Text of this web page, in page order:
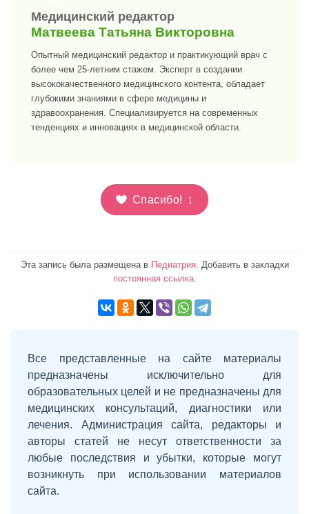
>
Медицинский редактор
Матвеева Татьяна Викторовна
Опытный медицинский редактор и практикующий врач с
более чем 25-летним стажем. Эксперт в создании
высококачественного медицинского контента, обладает
глубокими знаниями в сфере медицины и
здравоохранения. Специализируется на современных
тенденциях и инновациях в медицинской области.
Спасибо! 1
Эта запись была размещена в Педиатрия. Добавить в закладки
постоянная ссылка.
Все представленные на сайте материалы
предназначены исключительно для
образовательных целей и не предназначены для
медицинских консультаций, диагностики или
лечения. Администрация сайта, редакторы и
авторы статей не несут ответственности за
любые последствия и убытки, которые могут
возникнуть при использовании материалов
сайта.